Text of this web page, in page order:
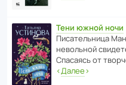
Тени южной ночи
Писа­тель­ница
невольной
Спасаясь от
‹Далее›